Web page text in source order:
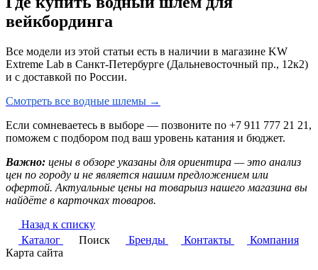
вейкбординга
Все модели из этой статьи есть в наличии в магазине KW
Extreme Lab в Санкт-Петербурге (Дальневосточный пр., 12к2)
и с доставкой по России.
Смотреть все водные шлемы →
Если сомневаетесь в выборе — позвоните по +7 911 777 21 21,
поможем с подбором под ваш уровень катания и бюджет.
Важно: цены в обзоре указаны для ориентира — это анализ
цен по городу и не является нашим предложением или
офертой. Актуальные цены на товарыиз нашего магазина вы
найдёте в карточках товаров.
Назад к списку
Каталог
Поиск Бренды Контакты
Компания
Карта сайта